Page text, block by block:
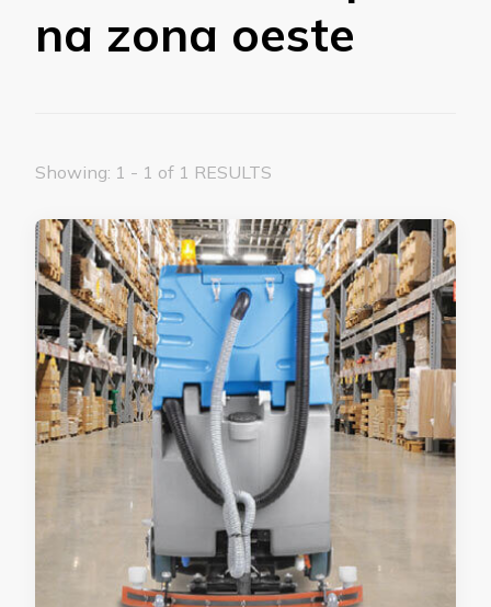
na zona oeste
Showing: 1 - 1 of 1 RESULTS